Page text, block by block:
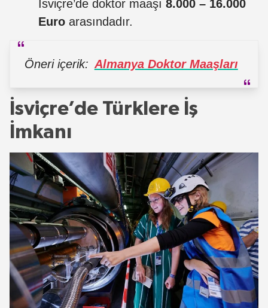
İsviçre’de doktor maaşı 8.000 – 16.000
Euro arasındadır.
Öneri içerik: Almanya Doktor Maaşları
İsviçre’de Türklere İş
İmkanı